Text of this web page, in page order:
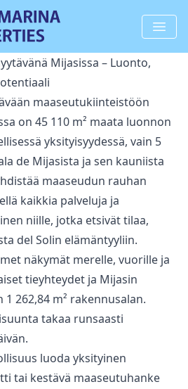
Mijasissa – Luonto,
maaseutukiinteistöön
on 45 110 m² maata luonnon
yksityisyydessä, vain 5
de Mijasista ja sen kauniista
maaseudun rauhan
kaikkia palveluja ja
niille, jotka etsivät tilaa,
del Solin elämäntyyliin.
näkymät merelle, vuorille ja
tieyhteydet ja Mijasin
262,84 m² rakennusalan.
takaa runsaasti
luoda yksityinen
tai kestävä maaseutuhanke